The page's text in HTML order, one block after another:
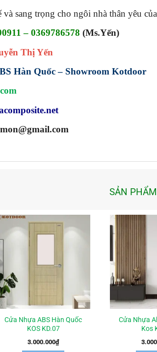
sang trọng cho ngôi nhà thân yêu
– 0369786578 (Ms.Yến)
Thị Yến
Hàn Quốc – Showroom Kotdoor
SẢN
Cửa Nhựa ABS Hàn Quốc
KOS KD.07
3.000.000₫
Cửa Nhựa
Kos